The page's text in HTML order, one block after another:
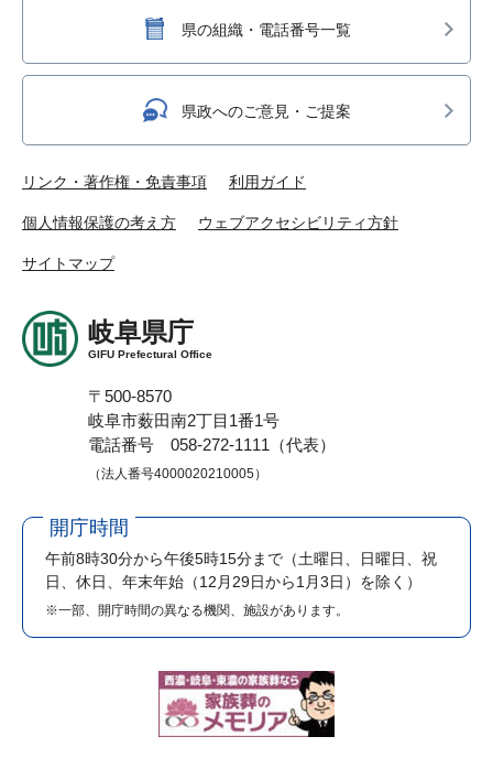
県の組織・電話番号一覧
県政へのご意見・ご提案
リンク・著作権・免責事項 利用ガイド
個人情報保護の考え方 ウェブアクセシビリティ方針
サイトマップ
岐阜県庁
GIFU Prefectural Office
〒500-8570
岐阜市薮田南2丁目1番1号
電話番号 058-272-1111（代表）
（法人番号4000020210005）
開庁時間
午前8時30分から午後5時15分まで （土曜日、日曜日、祝
日、休日、年末年始（12月29日から1月3日）を除く）
※一部、開庁時間の異なる機関、施設があります。